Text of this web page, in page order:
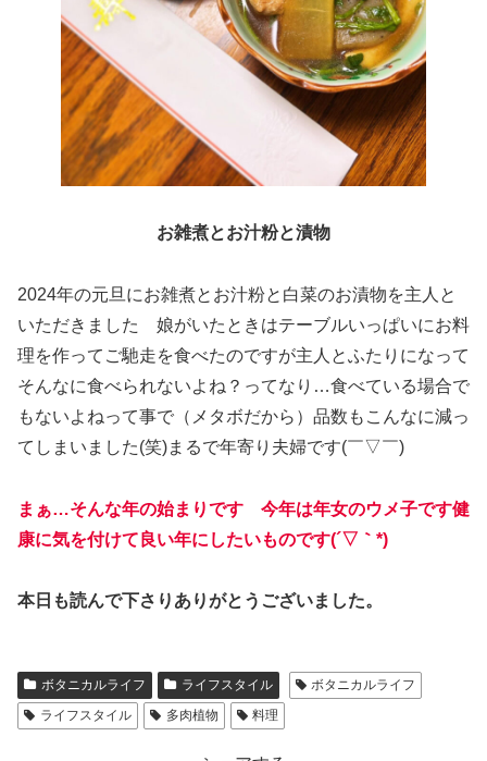
お雑煮とお汁粉と漬物
2024年の元旦にお雑煮とお汁粉と白菜のお漬物を主人と
いただきました 娘がいたときはテーブルいっぱいにお料
理を作ってご馳走を食べたのですが主人とふたりになって
そんなに食べられないよね？ってなり…食べている場合で
もないよねって事で（メタボだから）品数もこんなに減っ
てしまいました(笑)まるで年寄り夫婦です(￣▽￣)
まぁ…そんな年の始まりです 今年は年女のウメ子です健
康に気を付けて良い年にしたいものです(´▽｀*)
本日も読んで下さりありがとうございました。
ボタニカルライフ ライフスタイル
ボタニカルライフ
ライフスタイル
多肉植物 料理